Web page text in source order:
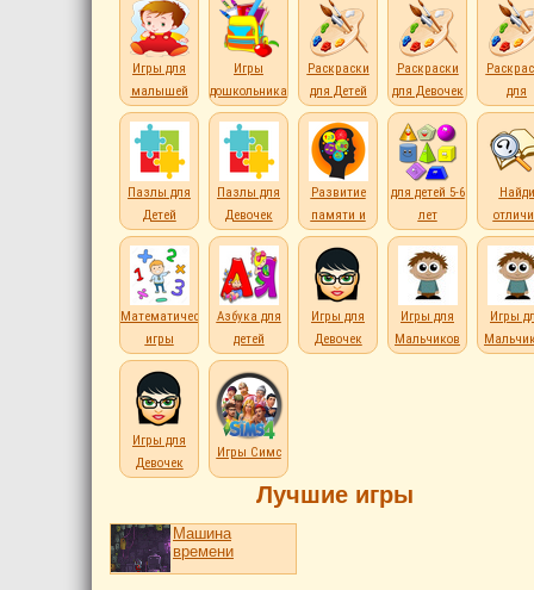
Игры для
малышей
Игры
дошкольникам
Раскраски
для Детей
Раскраски
для Девочек
для
Пазлы для
Детей
Пазлы для
Девочек
Развитие
памяти и
внимания
для детей 5-6
лет
Найди
Математические
игры
Азбука для
детей
Игры для
Девочек
Игры для
Мальчиков
Игры
Игры для
Девочек
Игры Симс
Лучшие игры
Машина
времени